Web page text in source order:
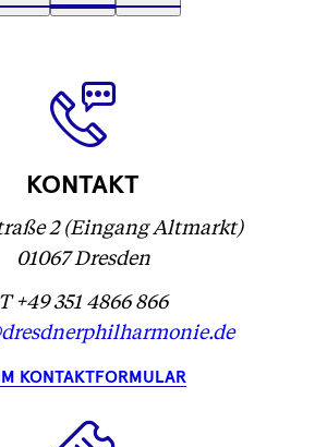
Text
1
Text
2
(
...
Text
3
KONTAKT
2 (Eingang Altmarkt)
01067 Dresden
T +49 351 4866 866
KONTAKTFORMULAR